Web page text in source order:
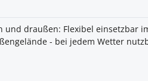
und draußen: Flexibel einsetzbar
- bei jedem Wetter